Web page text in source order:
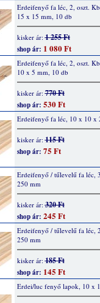
Erdeifenyő fa léc, 2, oszt.
15 x 15 mm, 10 db
kisker ár:1 255 Ft
shop ár: 1 080 Ft
Erdeifenyő fa léc, 2, oszt.
10 x 5 mm, 10 db
kisker ár:770 Ft
shop ár: 530 Ft
Erdeifenyő fa léc, 10 x 10 x
kisker ár:115 Ft
shop ár: 75 Ft
Erdeifenyő / tűlevelű fa léc,
250 mm
kisker ár:320 Ft
shop ár: 245 Ft
Erdeifenyő / tűlevelű fa léc,
250 mm
kisker ár:185 Ft
shop ár: 145 Ft
Erdei/luc fenyő lapok, 10 x